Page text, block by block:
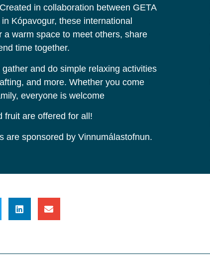
in collaboration between GETA
Kópavogur, these international
a warm space to meet others, share
time together.
and do simple relaxing activities
and more. Whether you come
everyone is welcome
fruit are offered for all!
are sponsored by Vinnumálastofnun.